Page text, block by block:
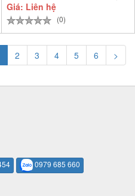
Giá: Liên hệ
(0)
2 3 4 5 6 >
0979 685 660